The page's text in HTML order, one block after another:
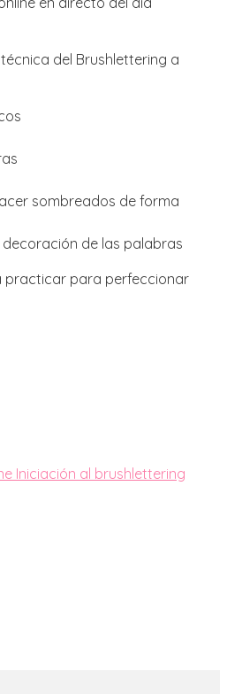
del Brushlettering a
sombreados de forma
de las palabras
practicar para perfeccionar
Iniciación al brushlettering